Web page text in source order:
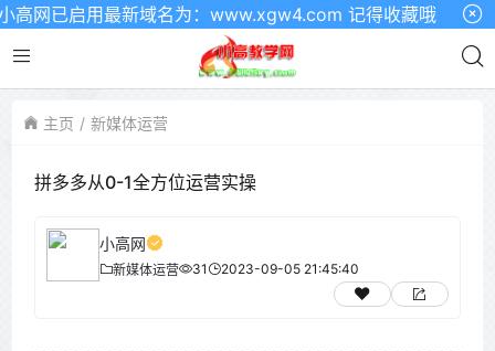
网已启用最新域名为：www.xgw4.com 记得收藏哦
主页 新媒体运营
拼多多从0-1全方位运营实操
小高网
新媒体运营 31 2023-09-05 21:45:40